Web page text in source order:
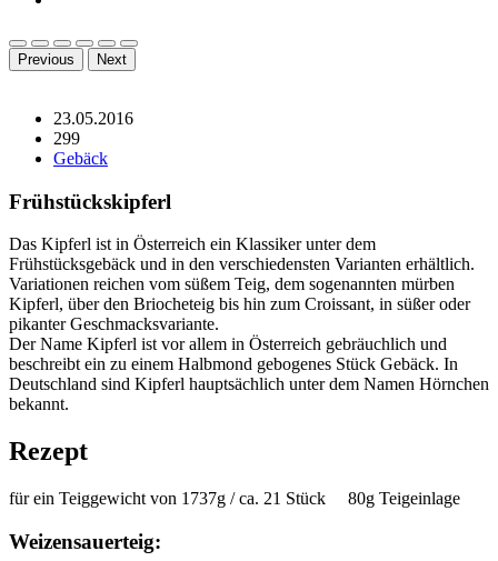
Previous Next
23.05.2016
299
Gebäck
Frühstückskipferl
Das Kipferl ist in Österreich ein Klassiker unter dem
Frühstücksgebäck und in den verschiedensten Varianten erhältlich.
Variationen reichen vom süßem Teig, dem sogenannten mürben
Kipferl, über den Briocheteig bis hin zum Croissant, in süßer oder
pikanter Geschmacksvariante.
Der Name Kipferl ist vor allem in Österreich gebräuchlich und
beschreibt ein zu einem Halbmond gebogenes Stück Gebäck. In
Deutschland sind Kipferl hauptsächlich unter dem Namen Hörnchen
bekannt.
Rezept
für ein Teiggewicht von 1737g / ca. 21 Stück 80g Teigeinlage
Weizensauerteig: